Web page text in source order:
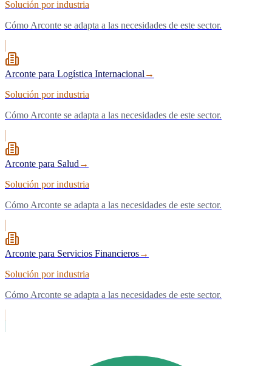
Solución por industria
Cómo Arconte se adapta a las necesidades de este sector.
Arconte para Logística Internacional →
Solución por industria
Cómo Arconte se adapta a las necesidades de este sector.
Arconte para Salud →
Solución por industria
Cómo Arconte se adapta a las necesidades de este sector.
Arconte para Servicios Financieros→
Solución por industria
Cómo Arconte se adapta a las necesidades de este sector.